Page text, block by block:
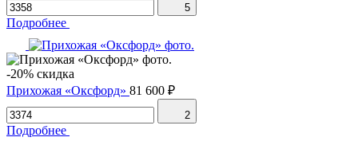
5
Подробнее
-20% скидка
Прихожая «Оксфорд» 81 600 ₽
2
Подробнее